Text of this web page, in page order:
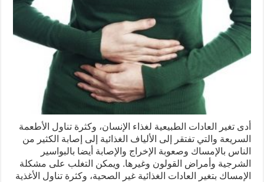
أدى تغير العادات الطبيعية لغذاء الإنسان، وكثرة تناول الأطعمة
السريعة والتي تفتقر إلى الألياف الغذائية إلى إصابة الكثير من
الناس بالإمساك وصعوبة الإخراج والإصابة أيضا بالبواسير
الشرجية وأمراض القولون وغيرها. ويمكن التغلب على مشكلة
الإمساك بتغير العادات الغذائية غير الصحية، وكثرة تناول الأغذية